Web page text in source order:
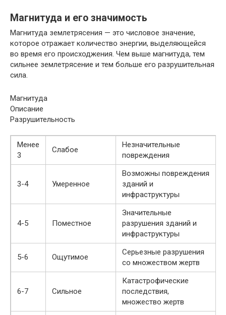
Магнитуда и его значимость
Магнитуда землетрясения — это числовое значение,
которое отражает количество энергии, выделяющейся
во время его происходжения. Чем выше магнитуда, тем
сильнее землетрясение и тем больше его разрушительная
сила.
Магнитуда
Описание
Разрушительность
Менее
3
Слабое
Незначительные
повреждения
3-4 Умеренное
Возможны повреждения
зданий и
инфраструктуры
4-5 Поместное
Значительные
разрушения зданий и
инфраструктуры
5-6 Ощутимое
Серьезные разрушения
со множеством жертв
6-7 Сильное
Катастрофические
последствия,
множество жертв